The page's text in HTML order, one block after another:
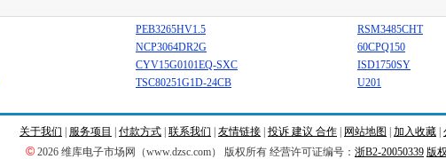
PEB3265HV1.5
RSM3485CHT
NCP3064DR2G
60CPQ150
CYV15G0101EQ-SXC
ISD1750SY
TSC80251G1D-24CB U201
关于我们 服务项目 付款方式 联系我们 友情链接 投诉 建议 合作 网站地图 加入收藏
© 2026 维库电子市场网（www.dzsc.com） 版权所有 经营许可证编号： 浙B2-20050339 版